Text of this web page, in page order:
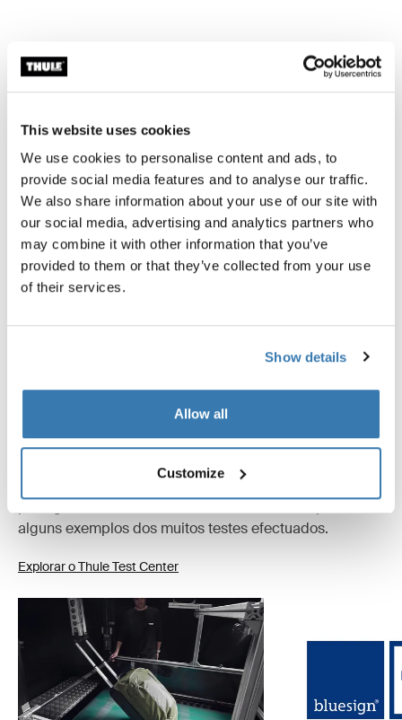
This website uses cookies
We use cookies to personalise content and ads, to
provide social media features and to analyse our traffic.
We also share information about your use of our site with
our social media, advertising and analytics partners who
may combine it with other information that you’ve
provided to them or that they’ve collected from your use
of their services.
Show details
Allow all
Customize
Todas as características
Toggle techspec
Especificações técnicas
Toggle guides and instructions
Instruções
Toggle overview
Críticas
No Thule Test Center™, em Hillerstorp, na Suécia, os
produtos são submetidos a testes extremos. Os nossos
sacos são concebidos para o acompanhar em todas as
aventuras e manter os seus pertences organizados e
alguns exemplos dos muitos testes efectuados.
Explorar o Thule Test Center